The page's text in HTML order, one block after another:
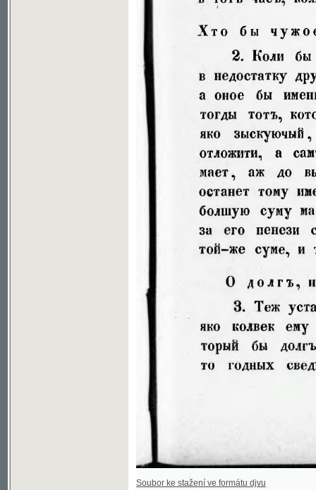
Soubor ke stažení ve formátu djvu